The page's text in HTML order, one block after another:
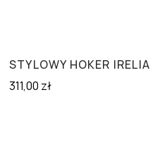
STYLOWY HOKER IRELIA
311,00 zł